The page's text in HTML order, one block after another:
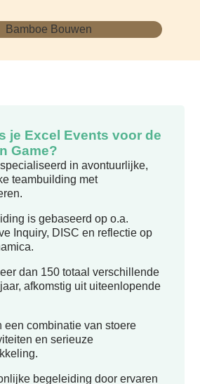
je Excel Events voor de
Game?
in avontuurlijke,
teambuilding met
is gebaseerd op o.a.
Inquiry, DISC en reflectie op
dan 150 totaal verschillende
afkomstig uit uiteenlopende
een combinatie van stoere
en serieuze
begeleiding door ervaren